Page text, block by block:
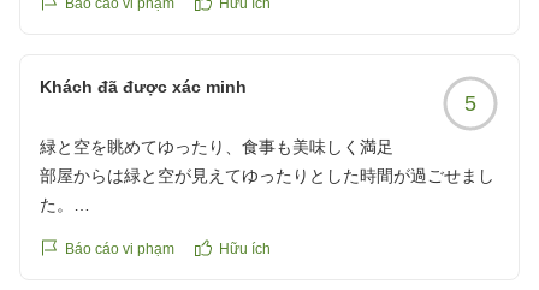
クチコミの詳細はこちらから
Báo cáo vi phạm Hữu ích
Khách đã được xác minh
5
緑と空を眺めてゆったり、食事も美味しく満足
部屋からは緑と空が見えてゆったりとした時間が過ごせまし
た。
ます。お食事会場はリフォームされているようで新しかった
Báo cáo vi phạm Hữu ích